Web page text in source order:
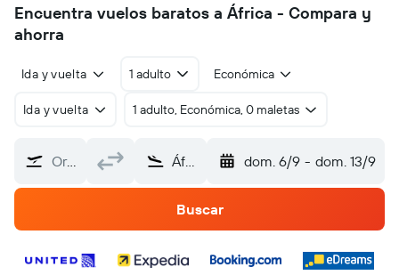
Encuentra vuelos baratos a África - Compara y
ahorra
Ida y vuelta 1 adulto Económica
Ida y vuelta 1 adulto, Económica, 0 maletas
Origen África dom. 6/9 - dom. 13/9
Buscar